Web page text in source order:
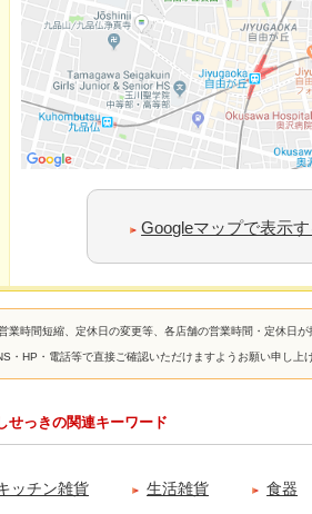
Googleマップで表示
業時間短縮、定休日の変更等、各店舗の営業時間・定休日
・HP・電話等で直接ご確認いただけますようお願い申し上
っきの関連キーワード
ッチン雑貨 生活雑貨 食器